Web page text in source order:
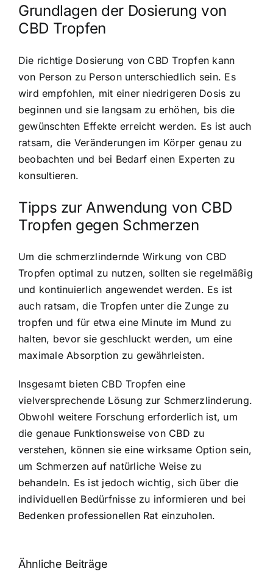
Grundlagen der Dosierung von
CBD Tropfen
Die richtige Dosierung von CBD Tropfen kann
von Person zu Person unterschiedlich sein. Es
wird empfohlen, mit einer niedrigeren Dosis zu
beginnen und sie langsam zu erhöhen, bis die
gewünschten Effekte erreicht werden. Es ist auch
ratsam, die Veränderungen im Körper genau zu
beobachten und bei Bedarf einen Experten zu
konsultieren.
Tipps zur Anwendung von CBD
Tropfen gegen Schmerzen
Um die schmerzlindernde Wirkung von CBD
Tropfen optimal zu nutzen, sollten sie regelmäßig
und kontinuierlich angewendet werden. Es ist
auch ratsam, die Tropfen unter die Zunge zu
tropfen und für etwa eine Minute im Mund zu
halten, bevor sie geschluckt werden, um eine
maximale Absorption zu gewährleisten.
Insgesamt bieten CBD Tropfen eine
vielversprechende Lösung zur Schmerzlinderung.
Obwohl weitere Forschung erforderlich ist, um
die genaue Funktionsweise von CBD zu
verstehen, können sie eine wirksame Option sein,
um Schmerzen auf natürliche Weise zu
behandeln. Es ist jedoch wichtig, sich über die
individuellen Bedürfnisse zu informieren und bei
Bedenken professionellen Rat einzuholen.
Ähnliche Beiträge
Neue THC-